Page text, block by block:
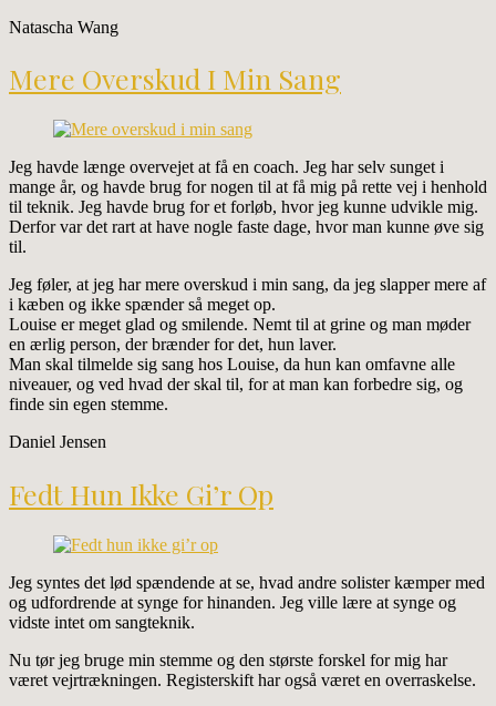
Natascha Wang
Mere Overskud I Min Sang
Jeg havde længe overvejet at få en coach. Jeg har selv sunget i
mange år, og havde brug for nogen til at få mig på rette vej i henhold
til teknik. Jeg havde brug for et forløb, hvor jeg kunne udvikle mig.
Derfor var det rart at have nogle faste dage, hvor man kunne øve sig
til.
Jeg føler, at jeg har mere overskud i min sang, da jeg slapper mere af
i kæben og ikke spænder så meget op.
Louise er meget glad og smilende. Nemt til at grine og man møder
en ærlig person, der brænder for det, hun laver.
Man skal tilmelde sig sang hos Louise, da hun kan omfavne alle
niveauer, og ved hvad der skal til, for at man kan forbedre sig, og
finde sin egen stemme.
Daniel Jensen
Fedt Hun Ikke Gi’r Op
Jeg syntes det lød spændende at se, hvad andre solister kæmper med
og udfordrende at synge for hinanden. Jeg ville lære at synge og
vidste intet om sangteknik.
Nu tør jeg bruge min stemme og den største forskel for mig har
været vejrtrækningen. Registerskift har også været en overraskelse.